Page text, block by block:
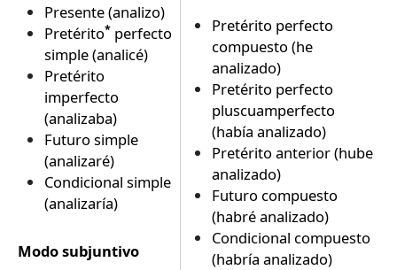
Presente (analizo)
Pretérito* perfecto
simple (analicé)
Pretérito
imperfecto
(analizaba)
Futuro simple
(analizaré)
Condicional simple
(analizaría)
Modo subjuntivo
Pretérito perfecto
compuesto (he
analizado)
Pretérito perfecto
pluscuamperfecto
(había analizado)
Pretérito anterior (hube
analizado)
Futuro compuesto
(habré analizado)
Condicional compuesto
(habría analizado)